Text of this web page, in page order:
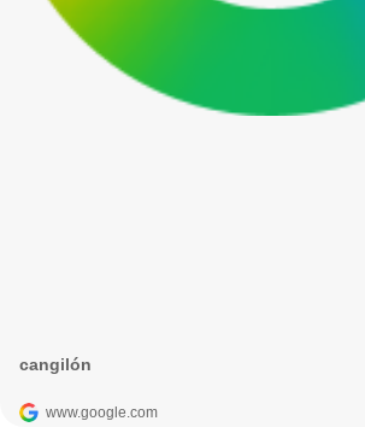
cangilón
www.google.com